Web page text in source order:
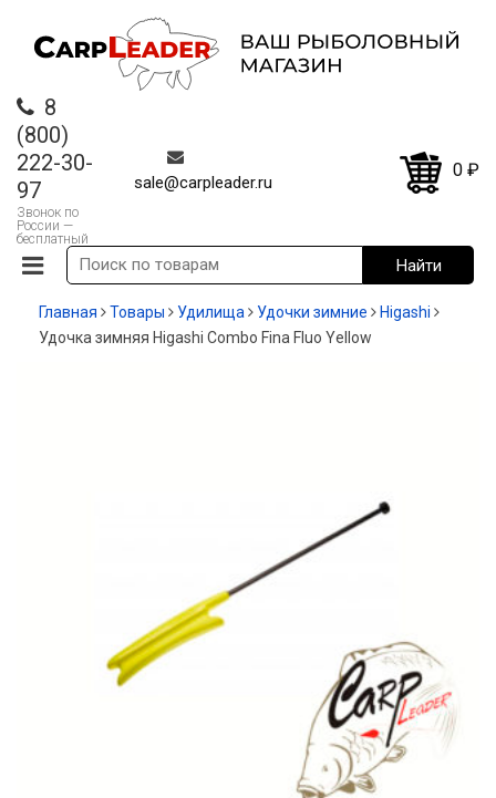
8
(800)
222-30-
97
Звонок по
России —
бесплатный
sale@carpleader.ru
0 ₽
Главная Товары Удилища Удочки зимние
Higashi
Удочка зимняя Higashi Combo Fina Fluo Yellow